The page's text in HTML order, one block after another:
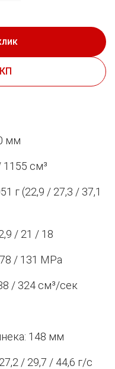
мм
см³
г (22,9 / 27,3 / 37,1
/ 21 / 18
/ 131 MPa
/ 324 см³/сек
148 мм
/ 29,7 / 44,6 г/с